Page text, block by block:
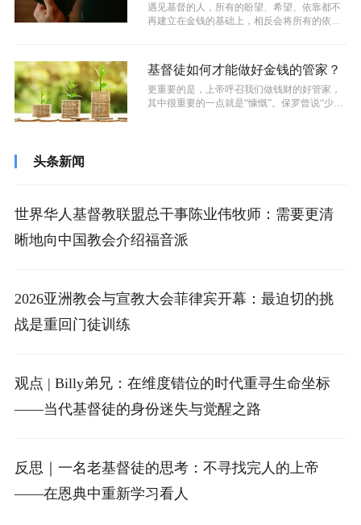
遇见基督的人，所有的盼望、希望、依靠都不
再建立在金钱的基础上，相反会将所有的依靠
基督徒如何才能做好金钱的管家？
更重要的是，上帝呼召我们做钱财的好管家，
其中很重要的一点就是“慷慨”。保罗曾说“少种
头条新闻
世界华人基督教联盟总干事陈业伟牧师：需要更清
晰地向中国教会介绍福音派
2026亚洲教会与宣教大会菲律宾开幕：最迫切的挑
战是重回门徒训练
观点 | Billy弟兄：在维度错位的时代重寻生命坐标
——当代基督徒的身份迷失与觉醒之路
反思｜一名老基督徒的思考：不寻找完人的上帝
——在恩典中重新学习看人